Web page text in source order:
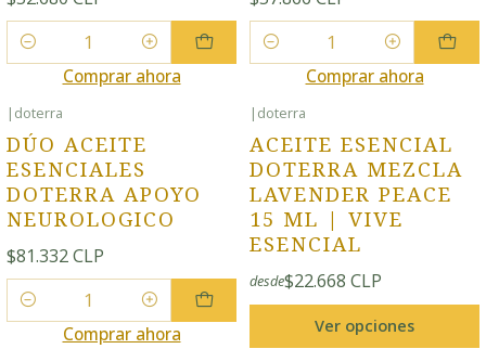
Cantidad
Comprar ahora
Cantidad
Comprar ahora
| doterra
DÚO ACEITE
ESENCIALES
DOTERRA APOYO
NEUROLOGICO
$81.332 CLP
Cantidad
Comprar ahora
| doterra
ACEITE ESENCIAL
DOTERRA MEZCLA
LAVENDER PEACE
15 ML | VIVE
ESENCIAL
desde$22.668 CLP
Ver opciones